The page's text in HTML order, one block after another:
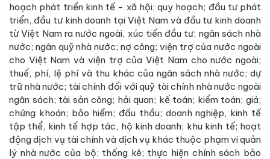
hoạch phát triển kinh tế - xã hội; quy hoạch; đầu tư phát
triển, đầu tư kinh doanh tại Việt Nam và đầu tư kinh doanh
từ Việt Nam ra nước ngoài, xúc tiến đầu tư; ngân sách nhà
nước; ngân quỹ nhà nước; nợ công; viện trợ của nước ngoài
cho Việt Nam và viện trợ của Việt Nam cho nước ngoài;
thuế, phí, lệ phí và thu khác của ngân sách nhà nước; dự
trữ nhà nước; tài chính đối với quỹ tài chính nhà nước ngoài
ngân sách; tài sản công; hải quan; kế toán; kiểm toán; giá;
chứng khoán; bảo hiểm; đấu thầu; doanh nghiệp, kinh tế
tập thể, kinh tế hợp tác, hộ kinh doanh; khu kinh tế; hoạt
động dịch vụ tài chính và dịch vụ khác thuộc phạm vi quản
lý nhà nước của bộ; thống kê; thực hiện chính sách bảo